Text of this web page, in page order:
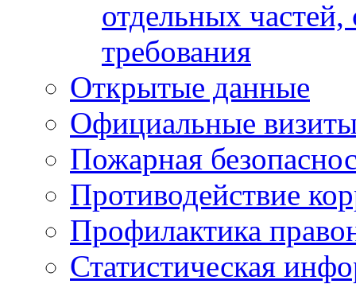
отдельных
требования
Открытые данные
Официальные
Пожарная
Противодействие
Профилактика
Статистическая